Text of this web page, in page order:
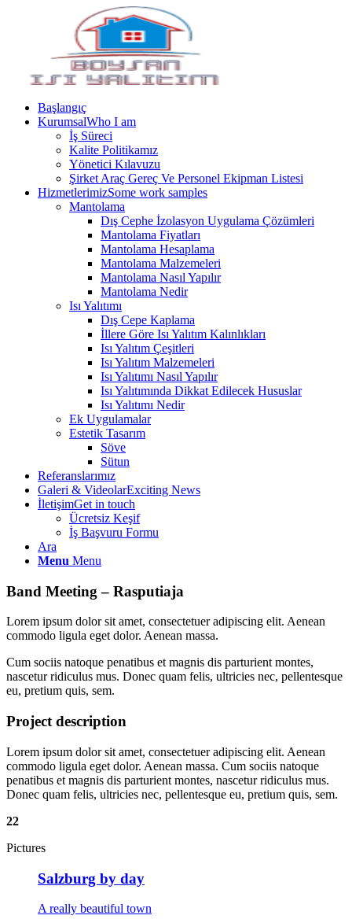
Başlangıç
KurumsalWho I am
İş Süreci
Kalite Politikamız
Yönetici Kılavuzu
Şirket Araç Gereç Ve Personel Ekipman Listesi
HizmetlerimizSome work samples
Mantolama
Dış Cephe İzolasyon Uygulama Çözümleri
Mantolama Fiyatları
Mantolama Hesaplama
Mantolama Malzemeleri
Mantolama Nasıl Yapılır
Mantolama Nedir
Isı Yalıtımı
Dış Cepe Kaplama
İllere Göre Isı Yalıtım Kalınlıkları
Isı Yalıtım Çeşitleri
Isı Yalıtım Malzemeleri
Isı Yalıtımı Nasıl Yapılır
Isı Yalıtımında Dikkat Edilecek Hususlar
Isı Yalıtımı Nedir
Ek Uygulamalar
Estetik Tasarım
Söve
Sütun
Referanslarımız
Galeri & VideolarExciting News
İletişimGet in touch
Ücretsiz Keşif
İş Başvuru Formu
Ara
Menu Menu
Band Meeting – Rasputiaja
Lorem ipsum dolor sit amet, consectetuer adipiscing elit. Aenean
commodo ligula eget dolor. Aenean massa.
Cum sociis natoque penatibus et magnis dis parturient montes,
nascetur ridiculus mus. Donec quam felis, ultricies nec, pellentesque
eu, pretium quis, sem.
Project description
Lorem ipsum dolor sit amet, consectetuer adipiscing elit. Aenean
commodo ligula eget dolor. Aenean massa. Cum sociis natoque
penatibus et magnis dis parturient montes, nascetur ridiculus mus.
Donec quam felis, ultricies nec, pellentesque eu, pretium quis, sem.
22
Pictures
Salzburg by day
A really beautiful town